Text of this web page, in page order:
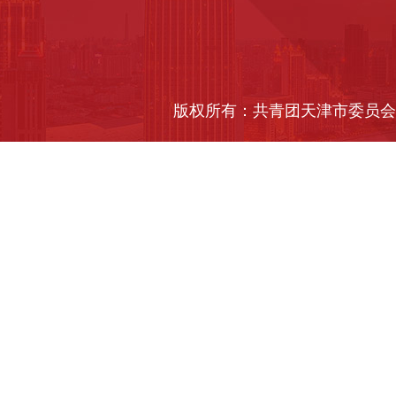
版权所有：共青团天津市委